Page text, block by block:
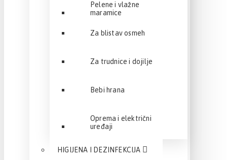
Pelene i vlažne
maramice
Za blistav osmeh
Za trudnice i dojilje
Bebi hrana
Oprema i električni
uređaji
HIGIJENA I DEZINFEKCIJA